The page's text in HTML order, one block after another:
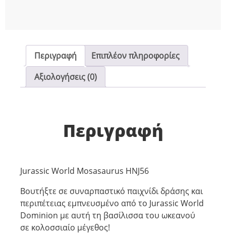
Περιγραφή
Επιπλέον πληροφορίες
Αξιολογήσεις (0)
Περιγραφή
Jurassic World Mosasaurus HNJ56
Βουτήξτε σε συναρπαστικό παιχνίδι δράσης και
περιπέτειας εμπνευσμένο από το Jurassic World
Dominion με αυτή τη βασίλισσα του ωκεανού
σε κολοσσιαίο μέγεθος!